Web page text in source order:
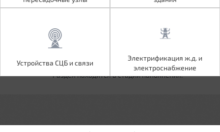
Электрификация ж.д. и
электроснабжение
Устройства СЦБ и связи
Электрификация ж.д. и
электроснабжение
Раздел находится в стадии наполнения.